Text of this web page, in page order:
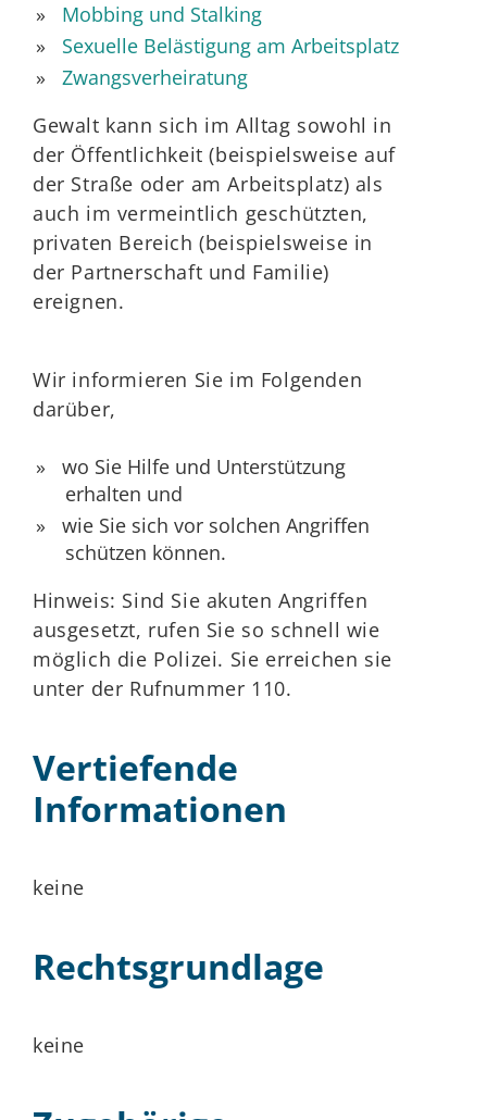
Mobbing und Stalking
Sexuelle Belästigung am Arbeitsplatz
Zwangsverheiratung
Gewalt kann sich im Alltag sowohl in
der Öffentlichkeit (beispielsweise auf
der Straße oder am Arbeitsplatz) als
auch im vermeintlich geschützten,
privaten Bereich (beispielsweise in
der Partnerschaft und Familie)
ereignen.
Wir informieren Sie im Folgenden
darüber,
wo Sie Hilfe und Unterstützung
erhalten und
wie Sie sich vor solchen Angriffen
schützen können.
Hinweis: Sind Sie akuten Angriffen
ausgesetzt, rufen Sie so schnell wie
möglich die Polizei. Sie erreichen sie
unter der Rufnummer 110.
Vertiefende
Informationen
keine
Rechtsgrundlage
keine